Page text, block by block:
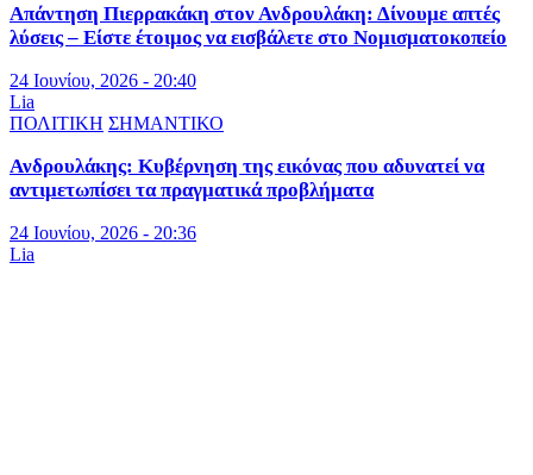
Απάντηση Πιερρακάκη στον Ανδρουλάκη: Δίνουμε απτές
λύσεις – Είστε έτοιμος να εισβάλετε στο Νομισματοκοπείο
24 Ιουνίου, 2026 - 20:40
Lia
ΠΟΛΙΤΙΚΗ ΣΗΜΑΝΤΙΚΟ
Ανδρουλάκης: Κυβέρνηση της εικόνας που αδυνατεί να
αντιμετωπίσει τα πραγματικά προβλήματα
24 Ιουνίου, 2026 - 20:36
Lia